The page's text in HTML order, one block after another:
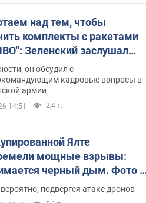
над тем, чтобы
комплекты с ракетами
Зеленский заслушал
Драпатого и объявил о
мерах
он обсудил с
кадровые вопросы в
армии
14:51 2,4 т.
Ялте
мощные взрывы:
черный дым. Фото и
подвергся атаке дронов